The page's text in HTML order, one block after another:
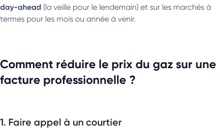
day-ahead (la veille pour le lendemain) et sur les marchés à
termes pour les mois ou année à venir.
Comment réduire le prix du gaz sur une
facture professionnelle ?
1. Faire appel à un courtier